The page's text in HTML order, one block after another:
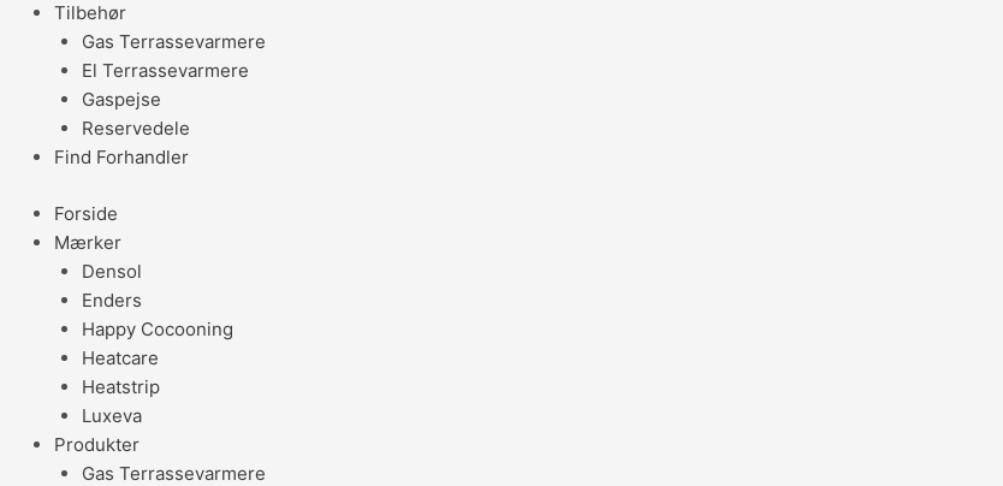
Tilbehør
Gas Terrassevarmere
El Terrassevarmere
Gaspejse
Reservedele
Find Forhandler
Forside
Mærker
Densol
Enders
Happy Cocooning
Heatcare
Heatstrip
Luxeva
Produkter
Gas Terrassevarmere